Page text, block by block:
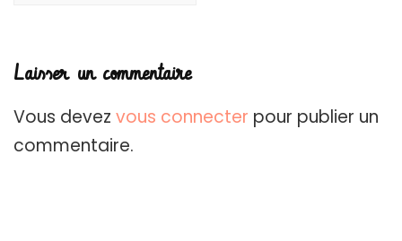
Laisser un commentaire
Vous devez vous connecter pour publier un
commentaire.